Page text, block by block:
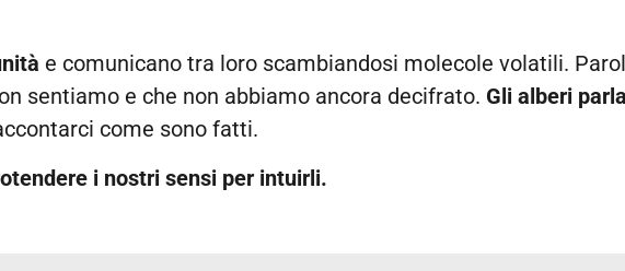
e comunicano tra loro scambiandosi molecole volatili.
sentiamo e che non abbiamo ancora decifrato. Gli alberi
come sono fatti.
i nostri sensi per intuirli.